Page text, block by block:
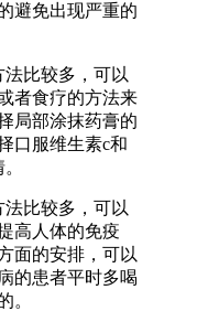
避免出现严重的
比较多，可以
者食疗的方法来
局部涂抹药膏的
口服维生素c和
比较多，可以
高人体的免疫
面的安排，可以
的患者平时多喝
。